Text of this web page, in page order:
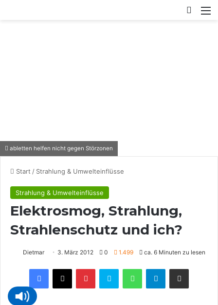
abletten helfen nicht gegen Störzonen
Start / Strahlung & Umwelteinflüsse
Strahlung & Umwelteinflüsse
Elektrosmog, Strahlung,
Strahlenschutz und ich?
Dietmar 3. März 2012 0 1.499 ca. 6 Minuten zu lesen
Telegram